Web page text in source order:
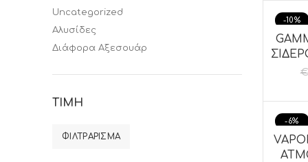
Uncategorized
Αλυσίδες
Διάφορα Αξεσουάρ
ΤΙΜΉ
ΦΙΛΤΡΆΡΙΣΜΑ
-10%
€
-6%